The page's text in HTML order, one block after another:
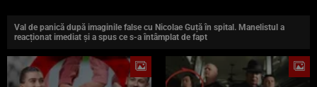
Val de panică după imaginile false cu Nicolae Guță în spital. Manelistul a
reacționat imediat și a spus ce s-a întâmplat de fapt